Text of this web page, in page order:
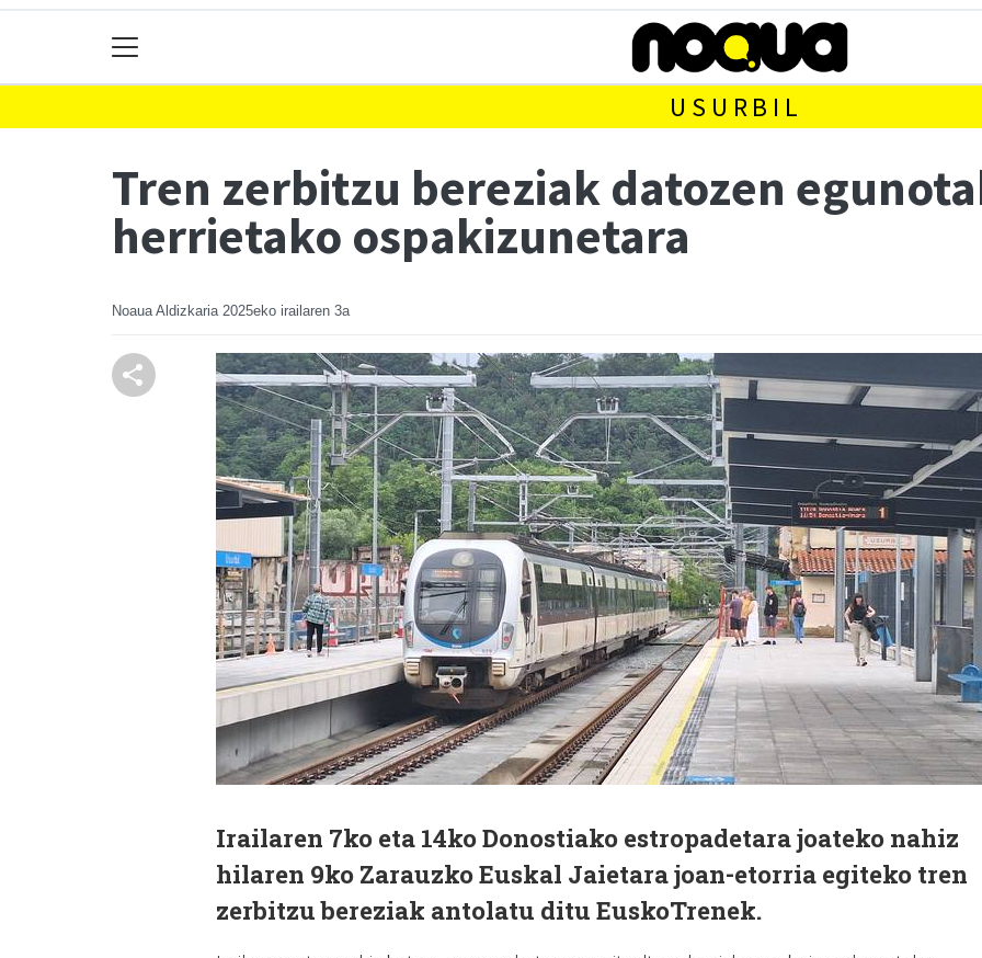
USURBIL
Tren zerbitzu bereziak datozen
herrietako ospakizunetara
Noaua Aldizkaria 2025eko irailaren 3a
Irailaren 7ko eta 14ko Donostiako estropadetara joateko nahiz
hilaren 9ko Zarauzko Euskal Jaietara joan-etorria egiteko tren
zerbitzu bereziak antolatu ditu EuskoTrenek.